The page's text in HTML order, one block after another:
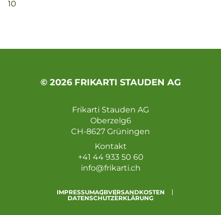
10
© 2026 FRIKARTI STAUDEN AG
Frikarti Stauden AG
Oberzelg6
CH-8627 Grüningen
Kontakt
+41 44 933 50 60
info@frikarti.ch
IMPRESSUMAGBVERSANDKOSTEN
DATENSCHUTZERKLÄRUNG